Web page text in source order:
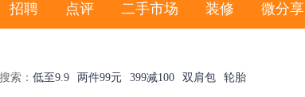
招聘 点评 二手市场 装修 微分享
索： 低至9.9 两件99元 399减100 双肩包 轮胎